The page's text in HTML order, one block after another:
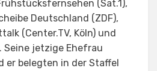
(Sat.1),
Deutschland (ZDF),
(Center.TV, Köln) und
Seine jetzige Ehefrau
er belegten in der Staffel